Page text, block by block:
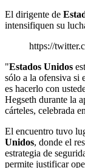
El dirigente de
intensifiquen su
https://
"Estados Unidos
sólo a la ofensiva si
es hacerlo con
Hegseth durante la
cárteles, celebrada
El encuentro tuvo
Unidos, donde el
estrategia de
permite justificar